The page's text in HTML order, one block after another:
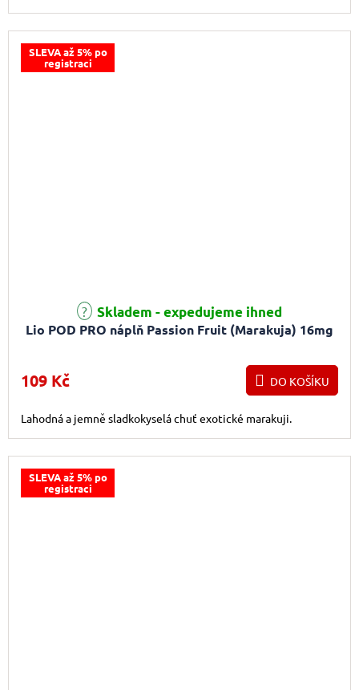
SLEVA až 5% po
registraci
Lio POD PRO náplň Passion Fruit (Marakuja) 16mg
Skladem - expedujeme ihned
109 Kč DO KOŠÍKU
Lahodná a jemně sladkokyselá chuť exotické marakuji.
SLEVA až 5% po
registraci